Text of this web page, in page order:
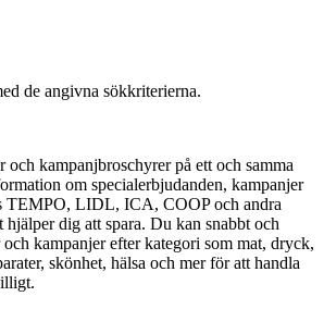
de angivna sökkriterierna.
och kampanjbroschyrer på ett och samma
om specialerbjudanden, kampanjer
TEMPO, LIDL, ICA, COOP och andra
dig att spara. Du kan snabbt och
kampanjer efter kategori som mat, dryck,
skönhet, hälsa och mer för att handla